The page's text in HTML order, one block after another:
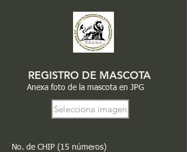
REGISTRO DE MASCOTA
Anexa foto de la mascota en JPG
Selecciona imagen
No. de CHIP (15 números)